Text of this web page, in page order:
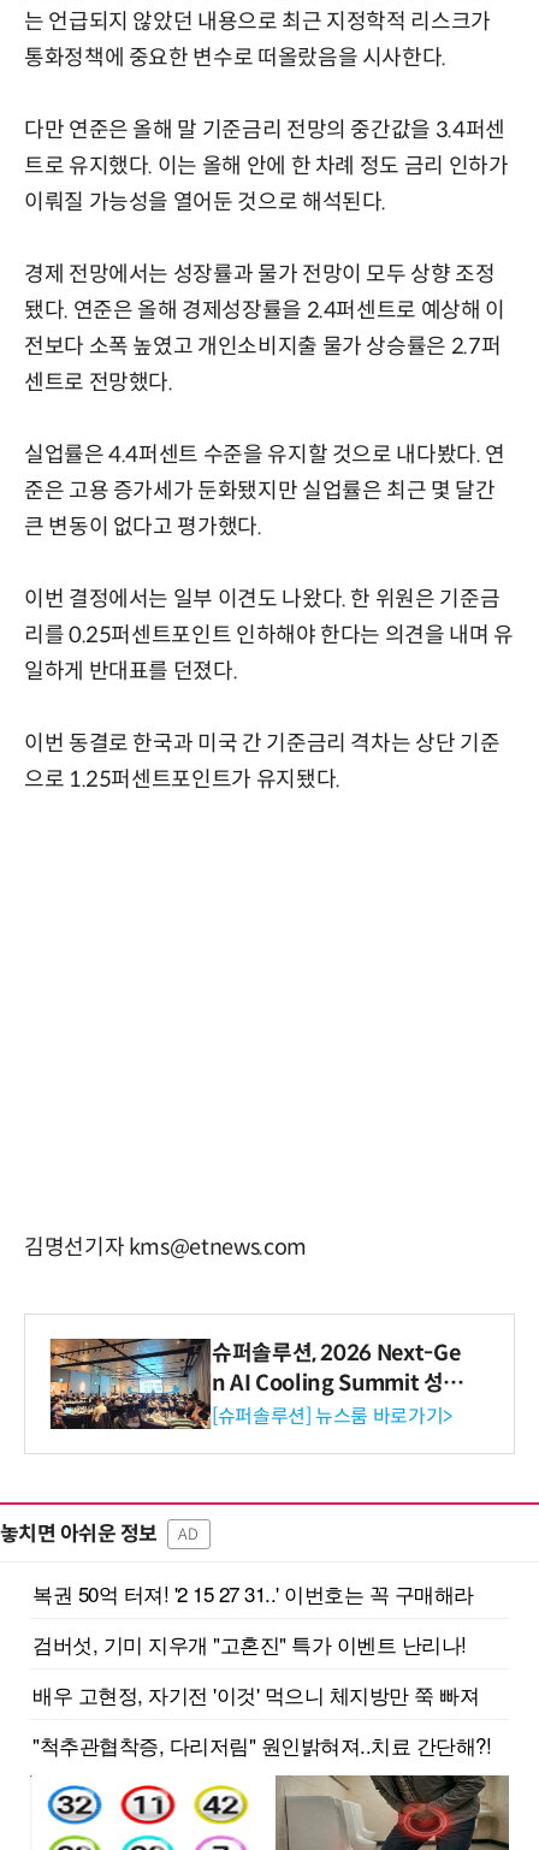
는 언급되지 않았던 내용으로 최근 지정학적 리스크가
통화정책에 중요한 변수로 떠올랐음을 시사한다.
다만 연준은 올해 말 기준금리 전망의 중간값을 3.4퍼센
트로 유지했다. 이는 올해 안에 한 차례 정도 금리 인하가
이뤄질 가능성을 열어둔 것으로 해석된다.
경제 전망에서는 성장률과 물가 전망이 모두 상향 조정
됐다. 연준은 올해 경제성장률을 2.4퍼센트로 예상해 이
전보다 소폭 높였고 개인소비지출 물가 상승률은 2.7퍼
센트로 전망했다.
실업률은 4.4퍼센트 수준을 유지할 것으로 내다봤다. 연
준은 고용 증가세가 둔화됐지만 실업률은 최근 몇 달간
큰 변동이 없다고 평가했다.
이번 결정에서는 일부 이견도 나왔다. 한 위원은 기준금
리를 0.25퍼센트포인트 인하해야 한다는 의견을 내며 유
일하게 반대표를 던졌다.
이번 동결로 한국과 미국 간 기준금리 격차는 상단 기준
으로 1.25퍼센트포인트가 유지됐다.
김명선기자 kms@etnews.com
슈퍼솔루션, 2026 Next-Ge
n AI Cooling Summit 성황
리 성료
[슈퍼솔루션] 뉴스룸 바로가기>
놓치면 아쉬운 정보 AD